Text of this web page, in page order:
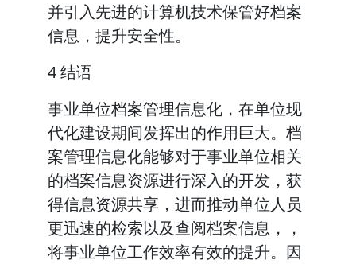
并引入先进的计算机技术保管好档案
信息，提升安全性。
4 结语
事业单位档案管理信息化，在单位现
代化建设期间发挥出的作用巨大。档
案管理信息化能够对于事业单位相关
的档案信息资源进行深入的开发，获
得信息资源共享，进而推动单位人员
更迅速的检索以及查阅档案信息，，
将事业单位工作效率有效的提升。因